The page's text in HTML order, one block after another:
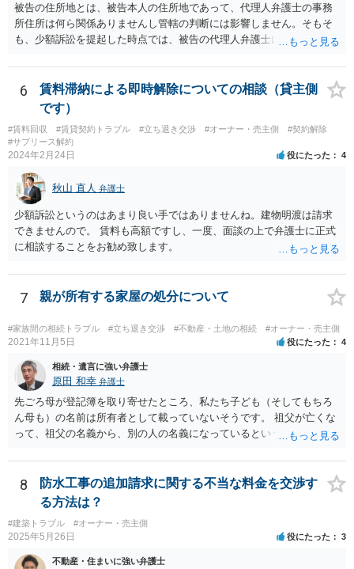
被告の住所地とは、被告本人の住所地であって、代理人弁護士の事務
所住所は何ら関係ありませんし管轄の判断には影響しません。そもそ
も、少額訴訟を提起した時点では、被告の代理人弁護士には民事訴訟
6
賃料滞納による即時解除についての相談（貸主側
です）
#賃料回収 #賃貸契約トラブル #立ち退き交渉 #オーナー・売主側
#契約解除
#サブリース解約
2024年2月24日 役にたった 4
秋山 直人 弁護士
少額訴訟というのはあまり良い手ではありませんね。建物明渡は請求
できませんので。 賃料も高額ですし、一度、面談の上で弁護士に正式
に相談することをお勧め致します。
7 親が所有する家屋の処分について
#家族間の相続トラブル #立ち退き交渉 #不動産・土地の相続 #オーナー・売主側
2021年11月5日 役にたった 4
相続・遺言に強い弁護士
原田 和幸 弁護士
先ごろ母が登記簿を取り寄せたところ、私たち子ども（そしてもちろ
ん母も）の名前は所有者として載っていないそうです。 祖父が亡くな
って、祖父の名義から、別の人の名義になっているということでしょ
された可能性がありますので、相談者や相談者のきょうだいが相続し
ていないかもしれませんね。 祖父名義のままであれば、遺言がないか
もしれませんので、相談者が相続人になっている可能性があります。
あと、祖父がいつ亡くなったか分かりませんが、祖父の遺言で、相談
者が何も遺産を受け取っていないとなると、遺留分侵害額請求は考え
られると思います。
8
防水工事の追加請求に関する不当な料金を交渉す
る方法は？
#建築トラブル #オーナー・売主側
2025年5月26日 役にたった 3
不動産・住まいに強い弁護士